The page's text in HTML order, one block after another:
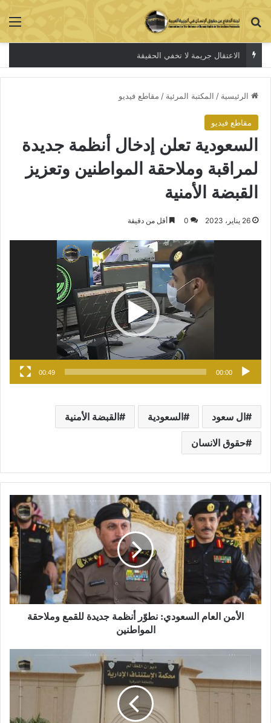
بحث عن
الاعتقال جريمة لا تخفي الحقيقة
الرئيسية / المكتبة المرئية / مقاطع فيديو
مقاطع فيديو
السعودية تعلن إدخال أنظمة جديدة
لمراقبة وملاحقة المواطنين وتعزيز
القبضة الأمنية
26 يناير، 2023 0 أقل من دقيقة
00:00
00:49
ال سعود السعودية القبضة الأمنية
حقوق الانسان
الأمن العام السعودي: نطوّر أنظمة جديدة للقمع وملاحقة
المواطنين